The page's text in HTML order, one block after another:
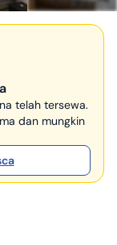
telah tersewa.
dan mungkin